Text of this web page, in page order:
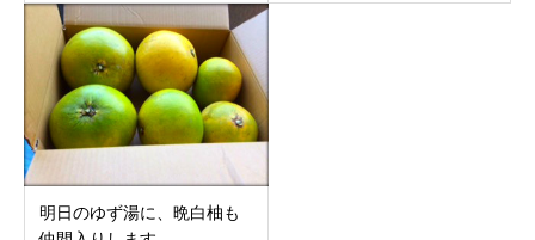
明日のゆず湯に、晩白柚も